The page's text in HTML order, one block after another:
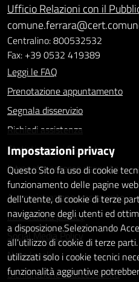
Ufficio Relazioni con il
Centralino: 800532532
Fax: +39 0532 419389
Leggi le FAQ
Prenotazione appuntamento
Segnala disservizio
Richiedi assistenza
Statistiche dei Siti web
Intranet - accesso riservato
Amministrazione trasparente
Informativa privacy
Social Media Policy
Note legali
Dichiarazione di accessibilità
Impostazioni privacy
Questo Sito fa uso di cookie
funzionamento delle pagine
dell'utente, di cookie di terze
navigazione degli utenti ed
a disposizione.Selezionando
all'utilizzo di cookie di terze
utilizzati solo i cookie tecnici
funzionalità aggiuntive